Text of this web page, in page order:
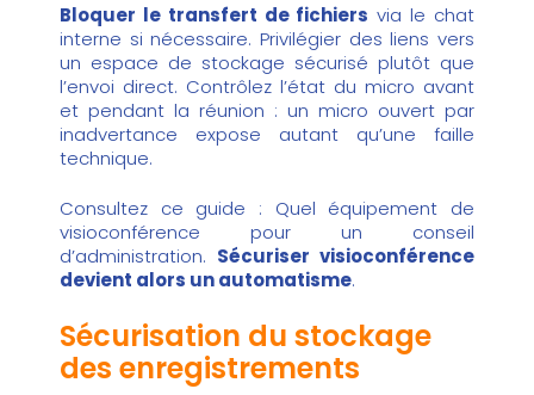
Bloquer le transfert de fichiers via le chat
interne si nécessaire. Privilégier des liens vers
un espace de stockage sécurisé plutôt que
l’envoi direct. Contrôlez l’état du micro avant
et pendant la réunion : un micro ouvert par
inadvertance expose autant qu’une faille
technique.
Consultez ce guide : Quel équipement de
visioconférence pour un conseil
d’administration. Sécuriser visioconférence
devient alors un automatisme.
Sécurisation du stockage
des enregistrements